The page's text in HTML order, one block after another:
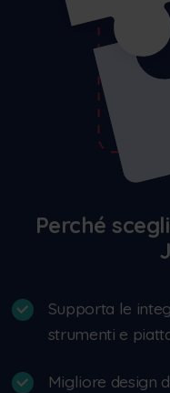
Perché
Supporta le
strumenti e
Migliore design